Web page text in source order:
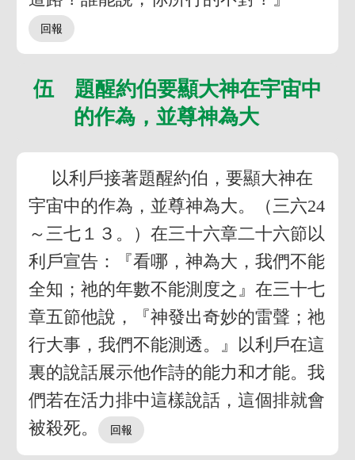
伍 題醒約伯要顯大神在宇宙中
的作為，並尊神為大
以利戶接著題醒約伯，要顯大神在
宇宙中的作為，並尊神為大。（三六24
～三七１３。）在三十六章二十六節以
利戶宣告：『看哪，神為大，我們不能
全知；祂的年數不能測度之』在三十七
章五節他說，『神發出奇妙的雷聲；祂
行大事，我們不能測透。』以利戶在這
裏的說話展示他作詩的能力和才能。我
們若在活力排中這樣說話，這個排就會
被殺死。